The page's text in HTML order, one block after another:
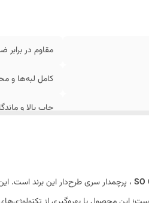
مقاوم در
کامل لبه‌ها و
چاپ بالا و
SO ، پرچمدار سری طرح‌دار این برند است.